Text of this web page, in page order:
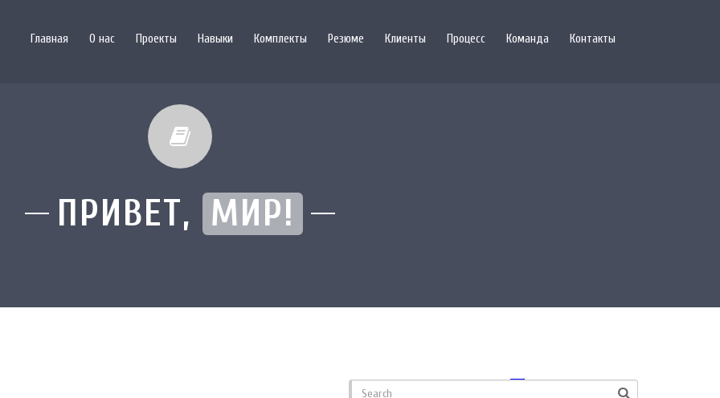
Главная О нас Проекты Навыки Комплекты Резюме Клиенты Процесс Команда Контакты
ПРИВЕТ, МИР!
РУССКИЙ